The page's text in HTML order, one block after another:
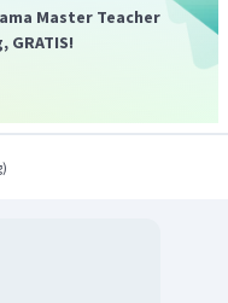
Master Teacher
GRATIS!
)